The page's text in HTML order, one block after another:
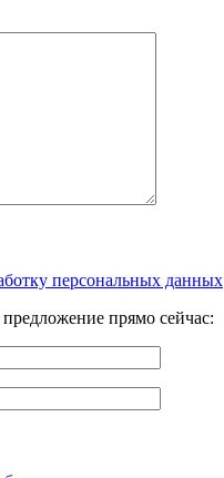
персональных данных
прямо сейчас: